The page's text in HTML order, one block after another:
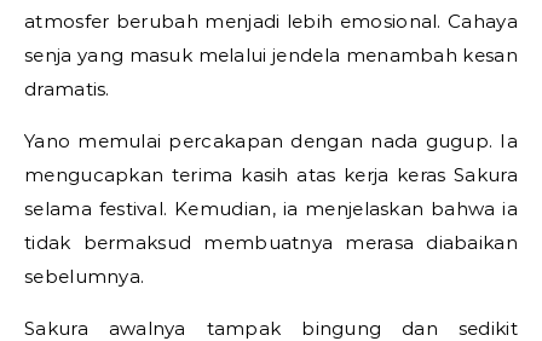
atmosfer berubah menjadi lebih emosional. Cahaya
senja yang masuk melalui jendela menambah kesan
dramatis.
Yano memulai percakapan dengan nada gugup. Ia
mengucapkan terima kasih atas kerja keras Sakura
selama festival. Kemudian, ia menjelaskan bahwa ia
tidak bermaksud membuatnya merasa diabaikan
sebelumnya.
Sakura awalnya tampak bingung dan sedikit